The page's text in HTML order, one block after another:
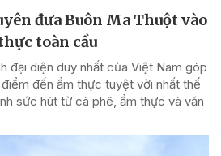
đưa Buôn Ma Thuột vào
toàn cầu
đại diện duy nhất của Việt Nam góp
đến ẩm thực tuyệt vời nhất thế
sức hút từ cà phê, ẩm thực và văn